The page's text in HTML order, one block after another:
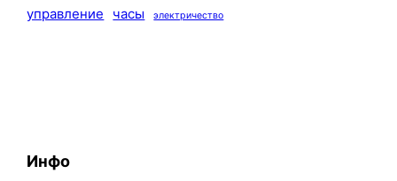
управление часы электричество
Инфо